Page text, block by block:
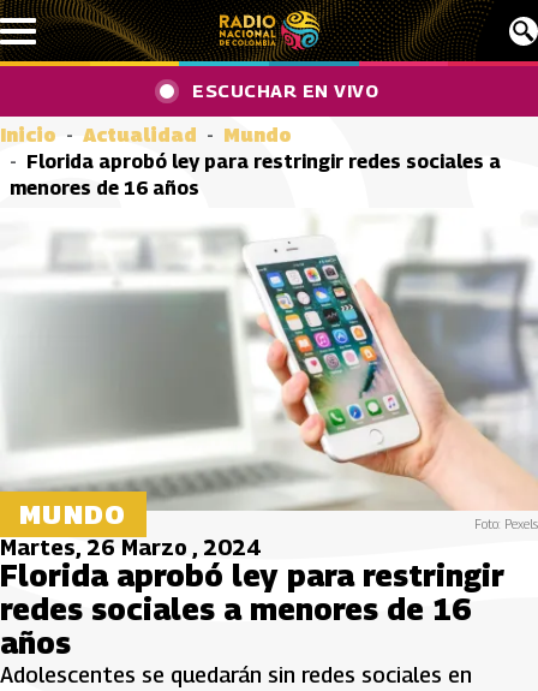
Pasar al contenido principal
ESCUCHAR EN VIVO
Inicio Actualidad
Mundo
Florida aprobó ley para restringir redes sociales a
menores de 16 años
MUNDO Foto: Pexels
Martes, 26 Marzo , 2024
Florida aprobó ley para restringir
redes sociales a menores de 16
años
Adolescentes se quedarán sin redes sociales en